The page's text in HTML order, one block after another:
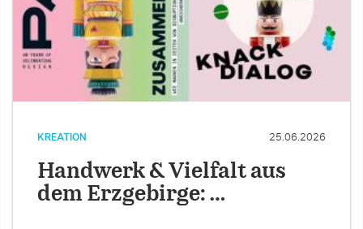
KREATION 25.06.2026
Handwerk & Vielfalt aus
dem Erzgebirge: …